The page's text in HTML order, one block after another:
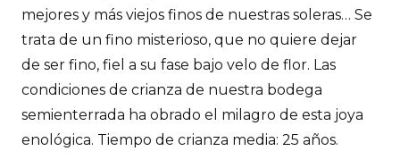
mejores y más viejos finos de nuestras soleras… Se
trata de un fino misterioso, que no quiere dejar
de ser fino, fiel a su fase bajo velo de flor. Las
condiciones de crianza de nuestra bodega
semienterrada ha obrado el milagro de esta joya
enológica. Tiempo de crianza media: 25 años.